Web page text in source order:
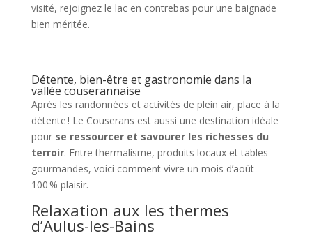
visité, rejoignez le lac en contrebas pour une baignade
bien méritée.
Détente, bien-être et gastronomie dans la
vallée couserannaise
Après les randonnées et activités de plein air, place à la
détente ! Le Couserans est aussi une destination idéale
pour se ressourcer et savourer les richesses du
terroir. Entre thermalisme, produits locaux et tables
gourmandes, voici comment vivre un mois d’août
100 % plaisir.
Relaxation aux les thermes
d’Aulus-les-Bains